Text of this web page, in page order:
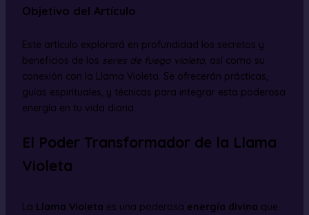
Objetivo del Artículo
Este artículo explorará en profundidad los secretos y
beneficios de los seres de fuego violeta, así como su
conexión con la Llama Violeta. Se ofrecerán prácticas,
guías espirituales, y técnicas para integrar esta poderosa
energía en tu vida diaria.
El Poder Transformador de la Llama
Violeta
La Llama Violeta es una poderosa energía divina que